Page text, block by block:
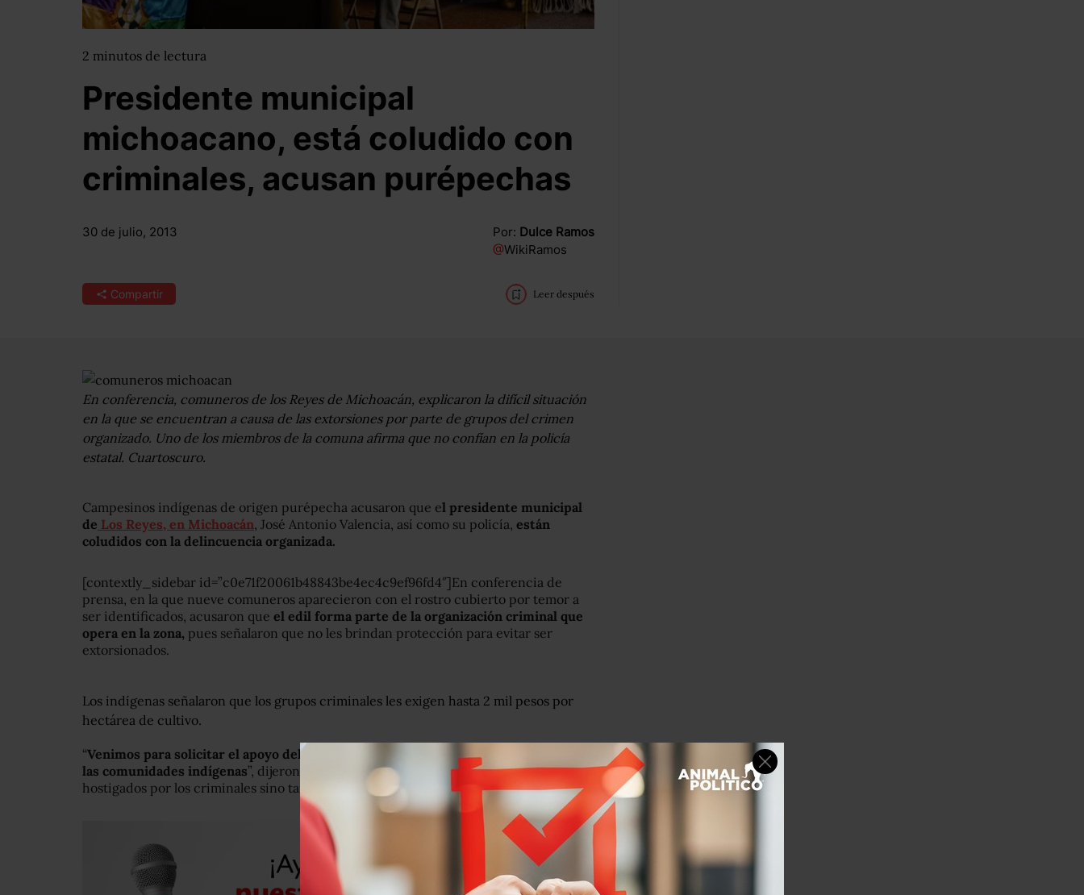
2 minutos de lectura
Presidente municipal
michoacano, está coludido con
criminales, acusan purépechas
30 de julio, 2013 Por: Dulce Ramos
@WikiRamos
Compartir Leer después
En conferencia, comuneros de los Reyes de Michoacán, explicaron la difícil situación
en la que se encuentran a causa de las extorsiones por parte de grupos del crimen
organizado. Uno de los miembros de la comuna afirma que no confían en la policía
estatal. Cuartoscuro.
Campesinos indígenas de origen purépecha acusaron que el presidente municipal
de Los Reyes, en Michoacán, José Antonio Valencia, así como su policía, están
coludidos con la delincuencia organizada.
[contextly_sidebar id=”c0e71f20061b48843be4ec4c9ef96fd4″]En conferencia de
prensa, en la que nueve comuneros aparecieron con el rostro cubierto por temor a
ser identificados, acusaron que el edil forma parte de la organización criminal que
opera en la zona, pues señalaron que no les brindan protección para evitar ser
extorsionados.
Los indígenas señalaron que los grupos criminales les exigen hasta 2 mil pesos por
hectárea de cultivo.
“Venimos para solicitar el apoyo del gobierno federal para que le ponga atención a
las comunidades indígenas”, dijeron al tiempo que acusaron que no sólo son
hostigados por los criminales sino también por las autoridades locales.